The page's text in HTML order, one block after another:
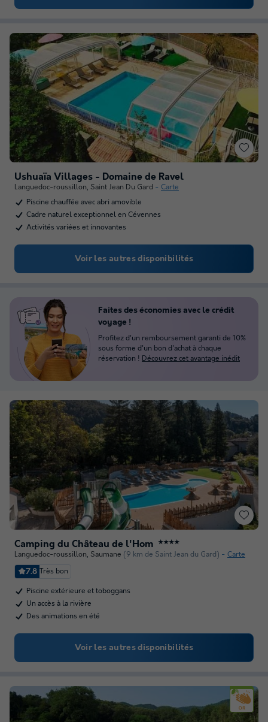
Ushuaïa Villages - Domaine de Ravel
Languedoc-roussillon, Saint Jean Du Gard
Carte
Piscine chauffée avec abri amovible
Cadre naturel exceptionnel en Cévennes
Activités variées et innovantes
Voir les autres disponibilités
Camping du Château de l'Hom ★★★★
Languedoc-roussillon, Saumane (9 km de Saint Jean du Gard) Carte
7.8 Très bon
Piscine extérieure et toboggans
Un accès à la rivière
Des animations en été
Voir les autres disponibilités
Faites des économies avec le crédit
voyage !
Profitez d'un remboursement garanti de 10%
sous forme d'un bon d'achat à chaque
réservation ! Découvrez cet avantage inédit